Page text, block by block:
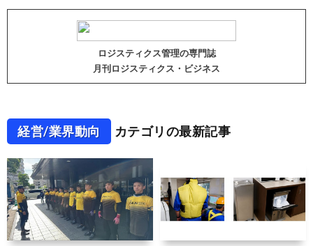
ロジスティクス管理の専門誌
月刊ロジスティクス・ビジネス
経営/業界動向 カテゴリの最新記事